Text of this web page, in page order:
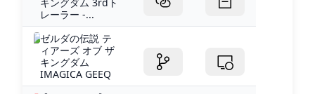
レーラー -...
ゼルダの伝説 テ
ィアーズ オブ ザ
キングダム
IMAGICA GEEQ